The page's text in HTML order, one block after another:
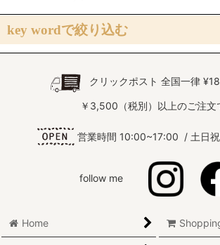
key wordで絞り込む
布帛専用
親子でお揃い
クリックポスト 全国一律
￥3,500（税別）以上のご注文で
営業時間 10:00~17:00 / 土日
follow me
Home